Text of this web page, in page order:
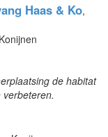
Haas & Ko,
de habitat